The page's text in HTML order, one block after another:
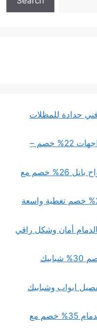
أفضل فني حدادة للمظلات
سواتر حديد مجدول وشرائح للواجهات 22% خصم –
مقاول ساندوتش بانل تركيب ألواح بانل 26% خصم مع
تركيب مظلات اكس بالرياض 28% خصم تغطية واسعة
أمان وشكل راقي
فني المنيوم القطيف والجبيل خصم 30% شبابيك
35% خصم تفصيل ابواب وشبابيك
تفصيل وتركيب ابواب المنيوم الدمام 35% خصم مع